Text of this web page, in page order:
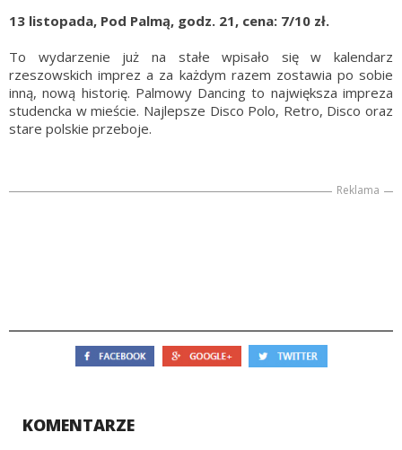
13 listopada, Pod Palmą, godz. 21, cena: 7/10 zł.
To wydarzenie już na stałe wpisało się w kalendarz
rzeszowskich imprez a za każdym razem zostawia po sobie
inną, nową historię. Palmowy Dancing to największa impreza
studencka w mieście. Najlepsze Disco Polo, Retro, Disco oraz
stare polskie przeboje.
Reklama
KOMENTARZE